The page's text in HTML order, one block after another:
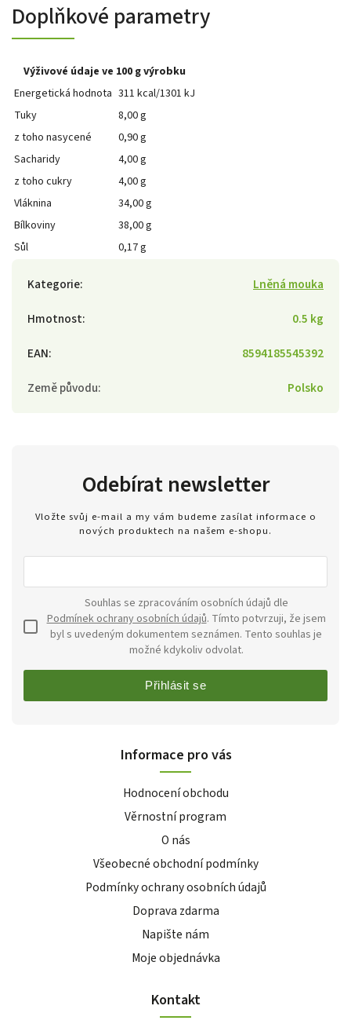
Doplňkové parametry
Výživové údaje ve 100 g výrobku
Energetická hodnota 311 kcal/1301 kJ
Tuky
8,00 g
z toho nasycené
0,90 g
Sacharidy
4,00 g
z toho cukry
4,00 g
Vláknina
34,00 g
Bílkoviny
38,00 g
Sůl
0,17 g
Kategorie:
Lněná mouka
Hmotnost:
0.5 kg
EAN:
8594185545392
Země původu: Polsko
Odebírat newsletter
Vložte svůj e-mail a my vám budeme zasílat informace o
nových produktech na našem e-shopu.
Podmínek ochrany osobních údajů. Tímto potvrzuji, že jsem
byl s uvedeným dokumentem seznámen. Tento souhlas je
možné kdykoliv odvolat.
Přihlásit se
Informace pro vás
Hodnocení obchodu
Věrnostní program
O nás
Všeobecné obchodní podmínky
Podmínky ochrany osobních údajů
Doprava zdarma
Napište nám
Moje objednávka
Kontakt